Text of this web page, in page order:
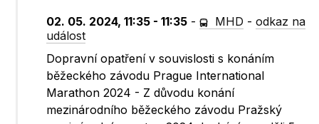
02. 05. 2024, 11:35 - 11:35 - MHD -odkaz na
událost
Dopravní opatření v souvislosti s konáním
běžeckého závodu Prague International
Marathon 2024 - Z důvodu konání
mezinárodního běžeckého závodu Pražský